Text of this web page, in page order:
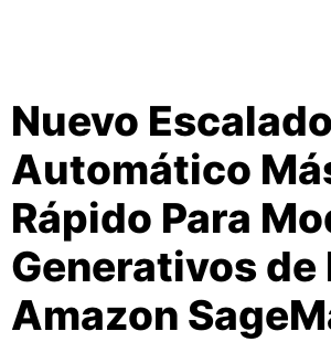
Nuevo Escalado
Automático
Rápido Para
Generativos de
Amazon